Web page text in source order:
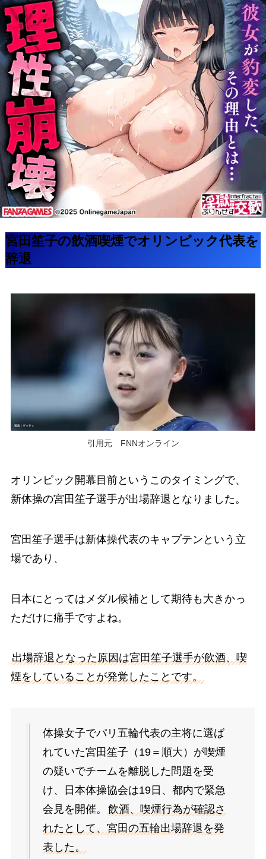
宮田笙子の飲酒喫煙でオリンピック代表を
辞退
引用元 FNNオンライン
オリンピック開幕目前というこのタイミングで、
新体操の宮田笙子選手が出場辞退となりました。
宮田笙子選手は新体操代表のキャプテンという立
場であり、
日本にとってはメダル候補として期待も大きかっ
ただけに痛手ですよね。
出場辞退となった原因は宮田笙子選手が飲酒、喫
煙をしていることが発覚したことです。
体操女子でパリ五輪代表の主将に選ば
れていた宮田笙子（19＝順大）が喫煙
の疑いでチームを離脱した問題を受
け、日本体操協会は19日、都内で緊急
会見を開催。
飲酒、喫煙行為が確認さ
れたとして、宮田の五輪出場辞退を発
表した。